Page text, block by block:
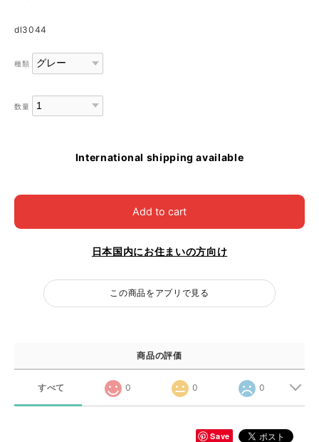
dl3044
種類
数量
International shipping available
Add to cart
日本国内にお住まいの方向け
この商品をアプリで見る
商品の評価
すべて 0 0 0
Save